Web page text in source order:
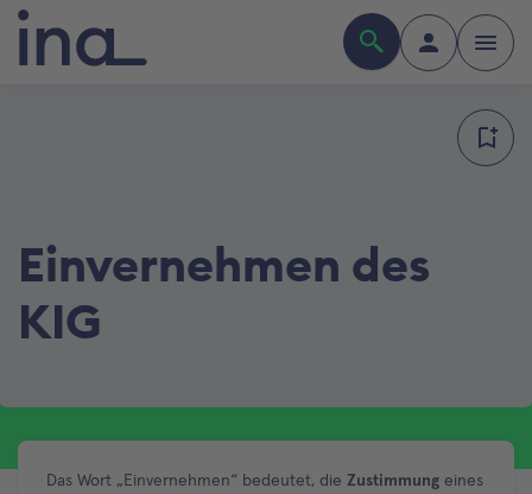
Einvernehmen des
KIG
Das Wort „Einvernehmen“ bedeutet, die Zustimmung eines